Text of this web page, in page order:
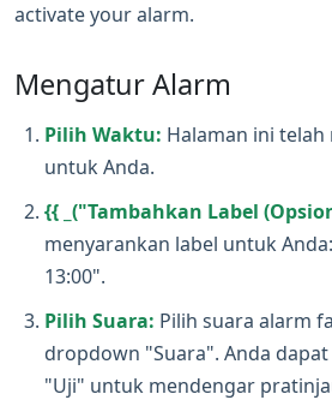
activate your alarm.
Mengatur Alarm
Pilih Waktu: Halaman ini
untuk Anda.
{{ _("Tambahkan Label
menyarankan label untuk
13:00".
Pilih Suara: Pilih suara alarm
dropdown "Suara". Anda
"Uji" untuk mendengar